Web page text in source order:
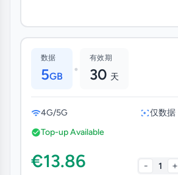
数据
5GB •
有效期
30 天
4G/5G
仅数据
Top-up Available
€13.86 - 1 +